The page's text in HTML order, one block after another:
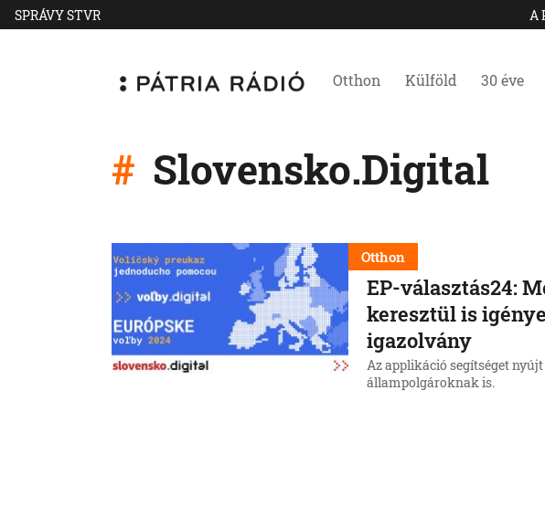
SPRÁVY STVR A
Otthon Külföld 30 éve
Slovensko.Digital
Otthon
EP-választás24:
keresztül is
igazolvány
Az applikáció segítséget
állampolgároknak is.